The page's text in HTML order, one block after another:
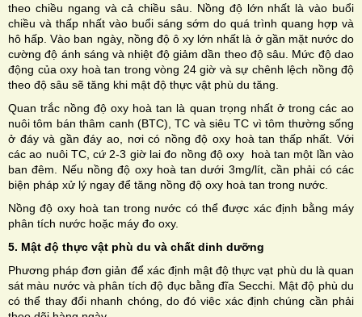
theo chiều ngang và cả chiều sâu. Nồng độ lớn nhất là vào buổi
chiều và thấp nhất vào buổi sáng sớm do quá trình quang hợp và
hô hấp. Vào ban ngày, nồng độ ô xy lớn nhất là ở gần mặt nước do
cường độ ánh sáng và nhiệt độ giảm dần theo độ sâu. Mức độ dao
động của oxy hoà tan trong vòng 24 giờ và sự chênh lệch nồng độ
theo độ sâu sẽ tăng khi mật độ thực vật phù du tăng.
Quan trắc nồng độ oxy hoà tan là quan trọng nhất ở trong các ao
nuôi tôm bán thâm canh (BTC), TC và siêu TC vì tôm thường sống
ở đáy và gần đáy ao, nơi có nồng độ oxy hoà tan thấp nhất. Với
các ao nuôi TC, cứ 2-3 giờ lai đo nồng độ oxy hoà tan một lần vào
ban đêm. Nếu nồng độ oxy hoà tan dưới 3mg/lít, cần phải có các
biện pháp xử lý ngay để tăng nồng độ oxy hoà tan trong nước.
Nồng độ oxy hoà tan trong nước có thể được xác định bằng máy
phân tích nước hoặc máy đo oxy.
5. Mật độ thực vật phù du và chất dinh dưỡng
Phương pháp đơn giản để xác định mật độ thực vạt phù du là quan
sát màu nước và phân tích độ đục bằng đĩa Secchi. Mật độ phù du
có thể thay đổi nhanh chóng, do đó viêc xác định chúng cần phải